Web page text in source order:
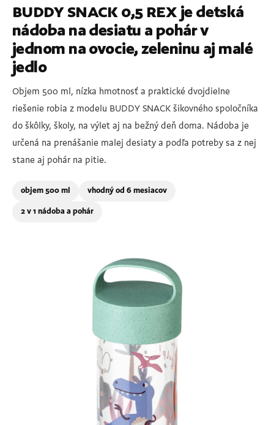
BUDDY SNACK 0,5 REX je detská
nádoba na desiatu a pohár v
jednom na ovocie, zeleninu aj malé
jedlo
Objem 500 ml, nízka hmotnosť a praktické dvojdielne
riešenie robia z modelu BUDDY SNACK šikovného spoločníka
do škôlky, školy, na výlet aj na bežný deň doma. Nádoba je
určená na prenášanie malej desiaty a podľa potreby sa z nej
stane aj pohár na pitie.
objem 500 ml vhodný od 6 mesiacov
2 v 1 nádoba a pohár